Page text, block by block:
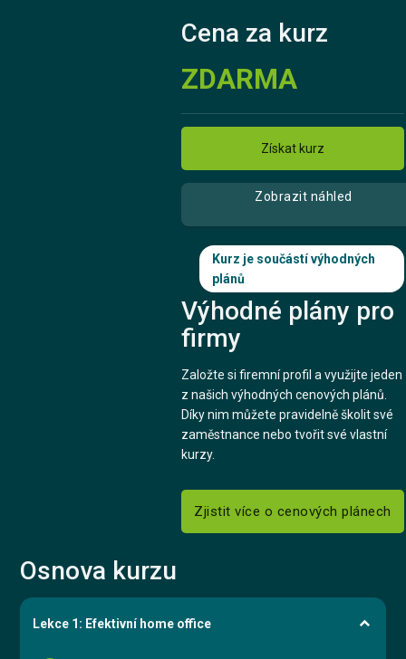
Cena za kurz
ZDARMA
Získat kurz
Zobrazit náhled
Kurz je součástí výhodných
plánů
Výhodné plány pro
firmy
Založte si firemní profil a využijte jeden
z našich výhodných cenových plánů.
Díky nim můžete pravidelně školit své
zaměstnance nebo tvořit své vlastní
kurzy.
Zjistit více o cenových plánech
Osnova kurzu
Lekce 1: Efektivní home office